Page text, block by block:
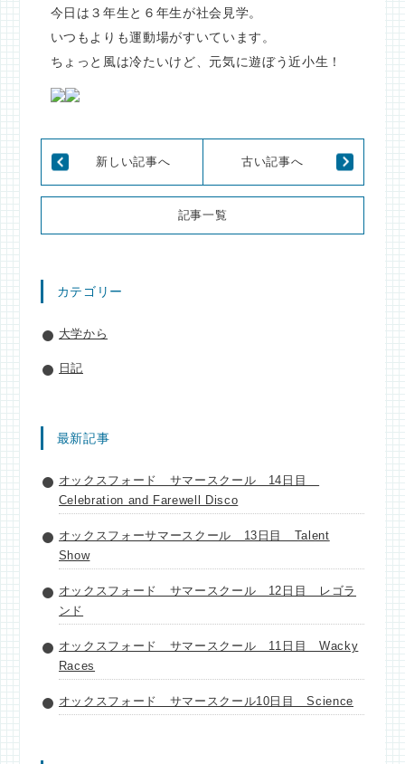
今日は３年生と６年生が社会見学。
いつもよりも運動場がすいています。
ちょっと風は冷たいけど、元気に遊ぼう近小生！
新しい記事へ
記事一覧
古い記事へ
カテゴリー
大学から
日記
最新記事
オックスフォード サマースクール 14日目
Celebration and Farewell Disco
オックスフォーサマースクール 13日目 Talent
Show
オックスフォード サマースクール 12日目 レゴラ
ンド
オックスフォード サマースクール 11日目 Wacky
Races
オックスフォード サマースクール10日目 Science